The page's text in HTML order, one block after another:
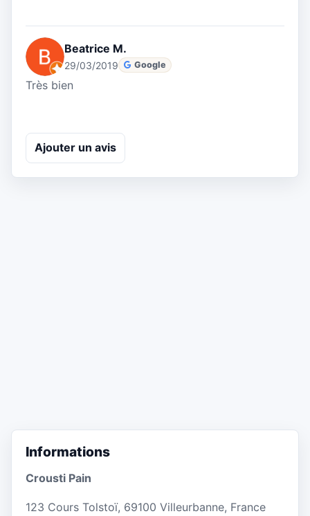
Beatrice M.
29/03/2019 Google
Très bien
Ajouter un avis
Informations
Crousti Pain
123 Cours Tolstoï, 69100 Villeurbanne, France